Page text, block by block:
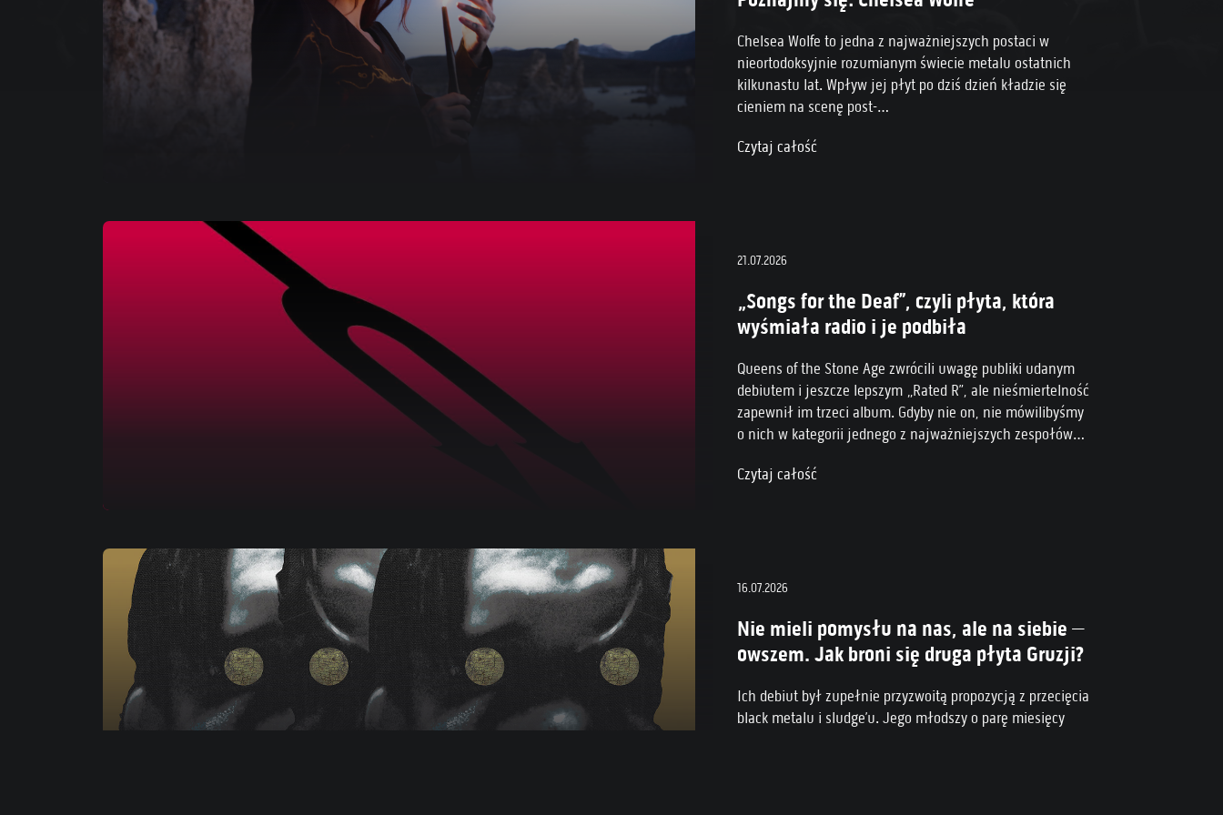
Chelsea Wolfe to jedna z najważniejszych postaci w
nieortodoksyjnie rozumianym świecie metalu ostatnich
kilkunastu lat. Wpływ jej płyt po dziś dzień kładzie się
cieniem na scenę post-
Poznajmy się!
Czytaj całość
21.07.2026
„Songs for the Deaf”, czyli płyta, która
wyśmiała radio i je podbiła
Queens of the Stone Age zwrócili uwagę publiki udanym
debiutem i jeszcze lepszym „Rated R”, ale nieśmiertelność
zapewnił im trzeci album. Gdyby nie on, nie mówilibyśmy
o nich w kategorii jednego z najważniejszych zespołów
Czytaj całość
16.07.2026
Nie mieli pomysłu na nas, ale na siebie –
owszem. Jak broni się druga płyta Gruzji?
Ich debiut był zupełnie przyzwoitą propozycją z przecięcia
black metalu i sludge’u. Jego młodszy o parę miesięcy